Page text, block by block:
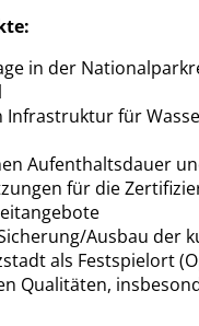
in der
für
Aufenthaltsdauer
für die
Ausbau der
als Festspielort
Qualitäten,